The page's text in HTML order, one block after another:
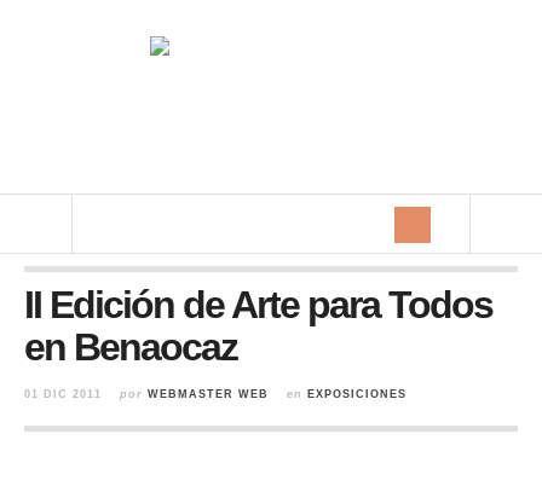
II Edición de Arte para Todos
en Benaocaz
01 DIC 2011 por WEBMASTER WEB en EXPOSICIONES